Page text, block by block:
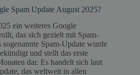
Spam Update August 2025?
ein weiteres Google
das sich gezielt mit Spam-
Spam-Update wurde
und stellt das erste
dar. Es handelt sich laut
das weltweit in allen